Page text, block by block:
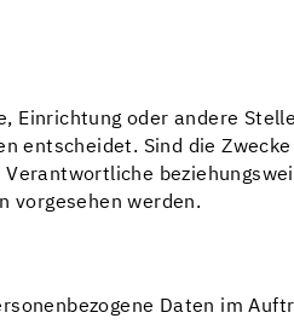
Einrichtung oder andere
entscheidet. Sind die Zwecke
vorgesehen werden.
Daten im